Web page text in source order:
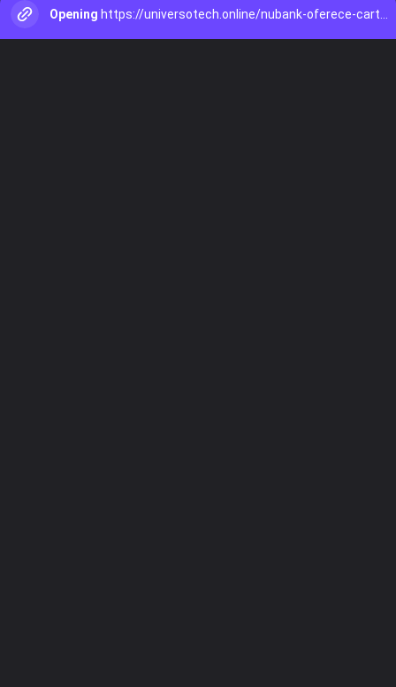
Opening